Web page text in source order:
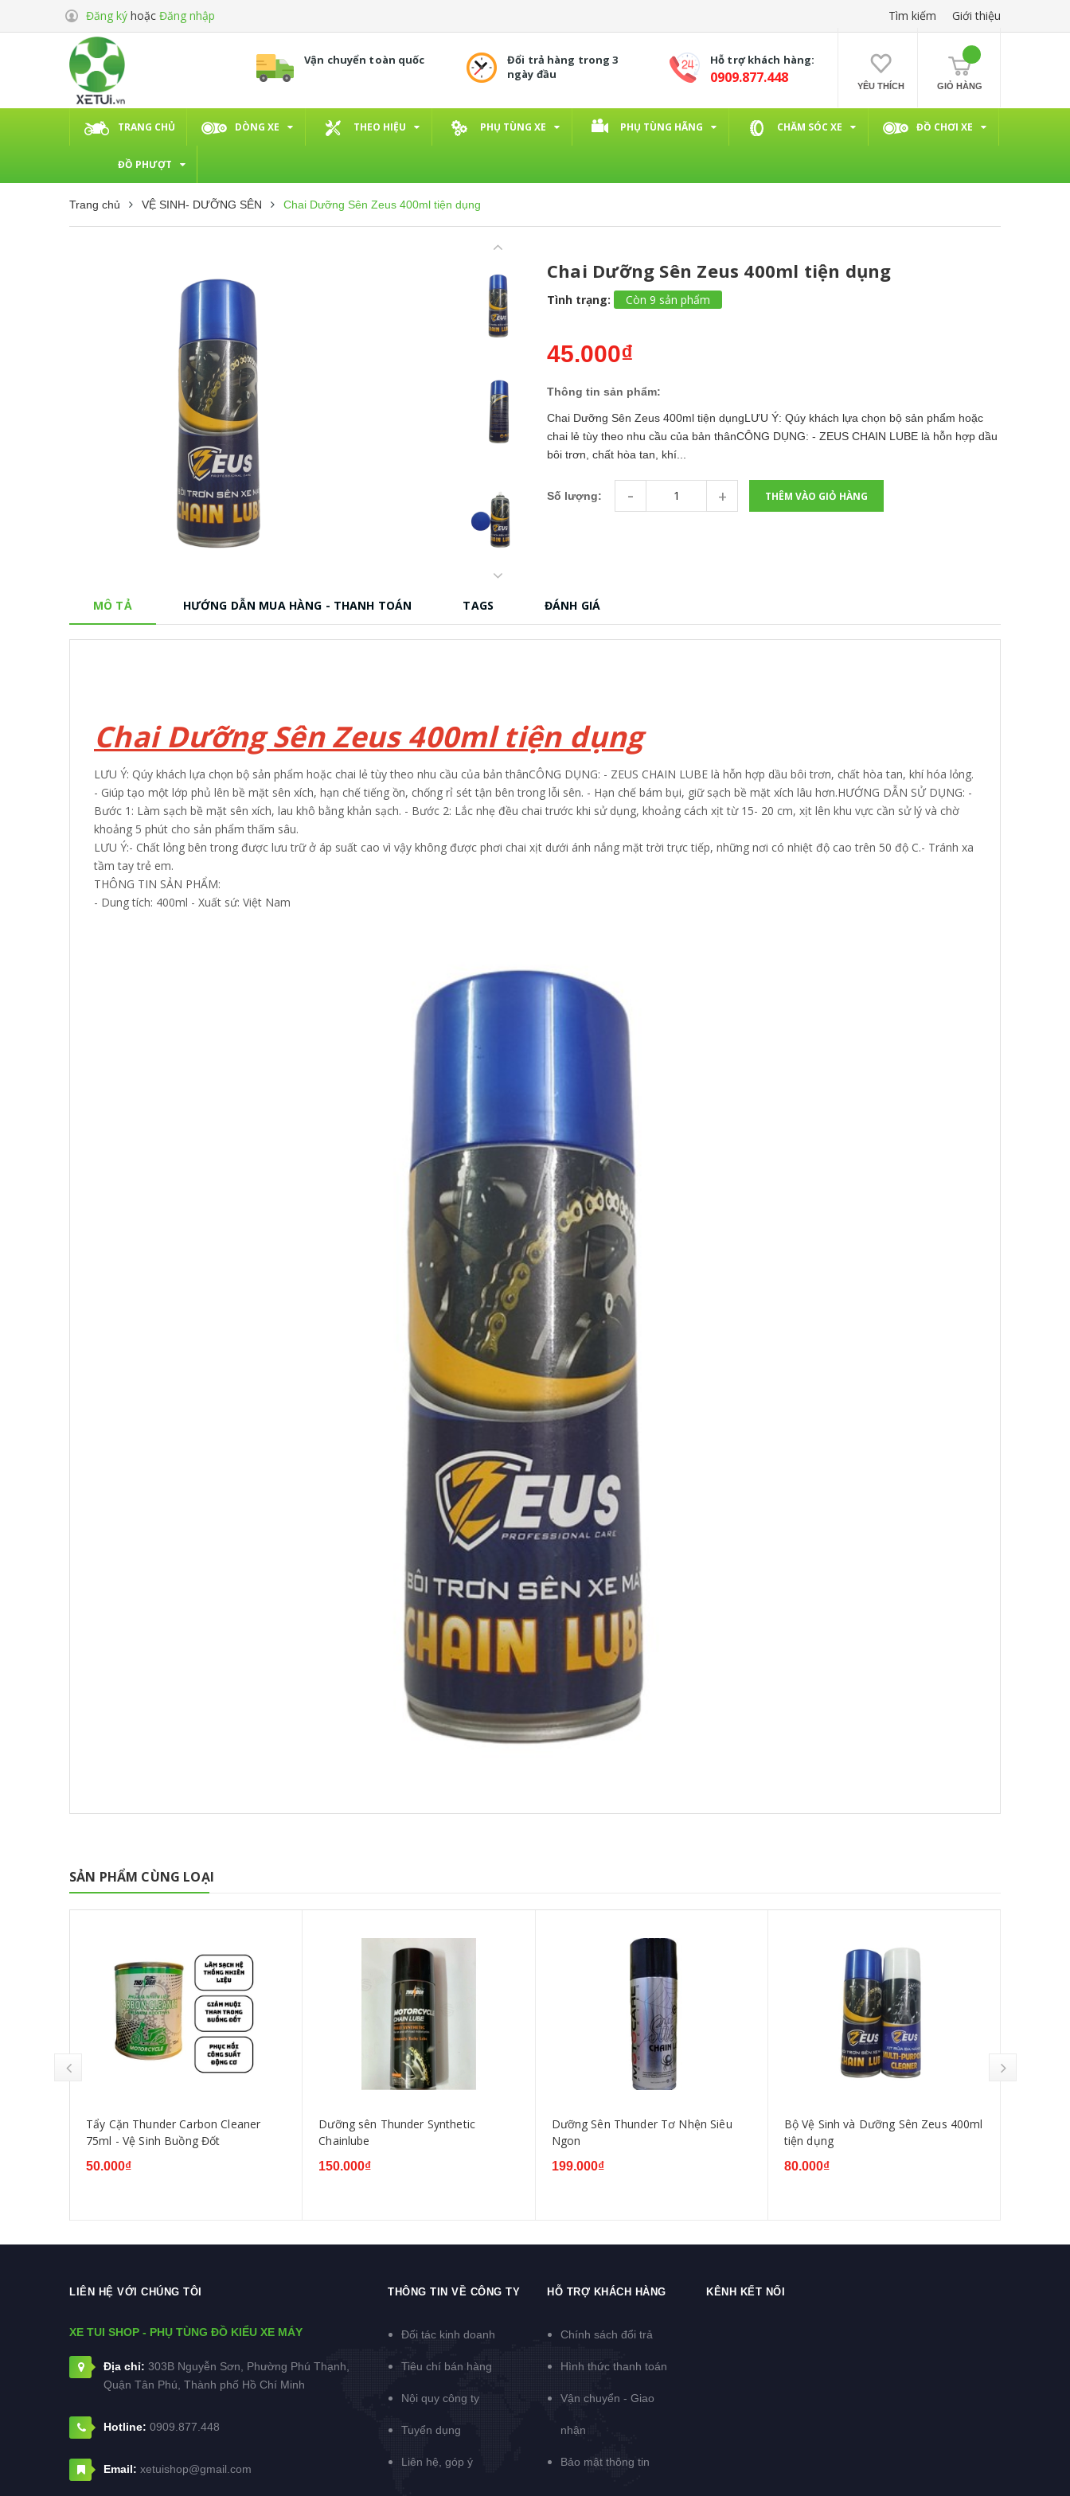
Đăng ký hoặc Đăng nhập Tìm kiếm Giới thiệu
Vận chuyển toàn quốc
Đổi trả hàng trong 3
ngày đầu
Hỗ trợ khách hàng:
0909.877.448 YÊU THÍCH GIỎ HÀNG
TRANG CHỦ DÒNG XE THEO HIỆU PHỤ TÙNG XE PHỤ TÙNG HÃNG CHĂM SÓC XE ĐỒ CHƠI XE
ĐỒ PHƯỢT
Trang chủ VỆ SINH- DƯỠNG SÊN Chai Dưỡng Sên Zeus 400ml tiện dụng
Chai Dưỡng Sên Zeus 400ml tiện dụng
Tình trạng: Còn 9 sản phẩm
45.000₫
Thông tin sản phẩm:
Chai Dưỡng Sên Zeus 400ml tiện dụngLƯU Ý: Qúy khách lựa chọn bộ sản phẩm hoặc
chai lẻ tùy theo nhu cầu của bản thânCÔNG DỤNG: - ZEUS CHAIN LUBE là hỗn hợp dầu
bôi trơn, chất hòa tan, khí...
Số lượng: - + THÊM VÀO GIỎ HÀNG
MÔ TẢ HƯỚNG DẪN MUA HÀNG - THANH TOÁN TAGS ĐÁNH GIÁ
Chai Dưỡng Sên Zeus 400ml tiện dụng
LƯU Ý: Qúy khách lựa chọn bộ sản phẩm hoặc chai lẻ tùy theo nhu cầu của bản thânCÔNG DỤNG: - ZEUS CHAIN LUBE là hỗn hợp dầu bôi trơn, chất hòa tan, khí hóa lỏng.
- Giúp tạo một lớp phủ lên bề mặt sên xích, hạn chế tiếng ồn, chống rỉ sét tận bên trong lỗi sên. - Hạn chế bám bụi, giữ sạch bề mặt xích lâu hơn.HƯỚNG DẪN SỬ DỤNG: -
Bước 1: Làm sạch bề mặt sên xích, lau khô bằng khản sạch. - Bước 2: Lắc nhẹ đều chai trước khi sử dụng, khoảng cách xịt từ 15- 20 cm, xịt lên khu vực cần sử lý và chờ
khoảng 5 phút cho sản phẩm thấm sâu.
LƯU Ý:- Chất lỏng bên trong được lưu trữ ở áp suất cao vì vậy không được phơi chai xịt dưới ánh nắng mặt trời trực tiếp, những nơi có nhiệt độ cao trên 50 độ C.- Tránh xa
tầm tay trẻ em.
THÔNG TIN SẢN PHẨM:
- Dung tích: 400ml - Xuất sứ: Việt Nam
SẢN PHẨM CÙNG LOẠI
Tẩy Cặn Thunder Carbon Cleaner
75ml - Vệ Sinh Buồng Đốt
50.000₫
Dưỡng sên Thunder Synthetic
Chainlube
150.000₫
Dưỡng Sên Thunder Tơ Nhện Siêu
Ngon
199.000₫
Bộ Vệ Sinh và Dưỡng Sên Zeus 400ml
tiện dụng
80.000₫
LIÊN HỆ VỚI CHÚNG TÔI
XE TUI SHOP - PHỤ TÙNG ĐỒ KIỂU XE MÁY
Địa chỉ: 303B Nguyễn Sơn, Phường Phú Thạnh,
Quận Tân Phú, Thành phố Hồ Chí Minh
Hotline: 0909.877.448
Email: xetuishop@gmail.com
THÔNG TIN VỀ CÔNG TY
Đối tác kinh doanh
Tiêu chí bán hàng
Nội quy công ty
Tuyển dụng
Liên hệ, góp ý
HỖ TRỢ KHÁCH HÀNG
Chính sách đổi trả
Hình thức thanh toán
Vận chuyển - Giao
nhận
Bảo mật thông tin
KÊNH KẾT NỐI